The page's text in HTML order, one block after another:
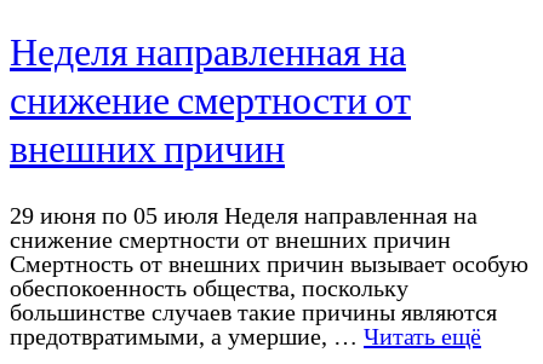
Неделя направленная на
снижение смертности от
внешних причин
29 июня по 05 июля Неделя направленная на
снижение смертности от внешних причин
Смертность от внешних причин вызывает особую
обеспокоенность общества, поскольку
большинстве случаев такие причины являются
предотвратимыми, а умершие, … Читать ещё